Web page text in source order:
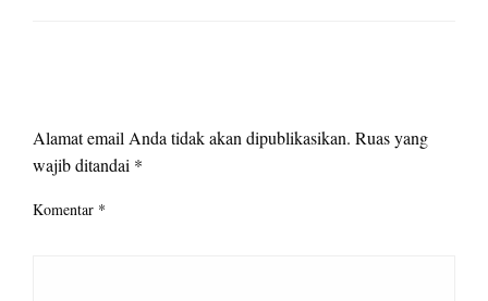
Alamat email Anda tidak akan dipublikasikan. Ruas yang
wajib ditandai *
Komentar *